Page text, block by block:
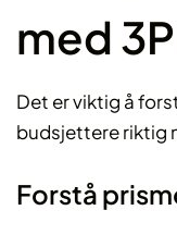
med
Det er viktig å
budsjettere riktig
Forstå